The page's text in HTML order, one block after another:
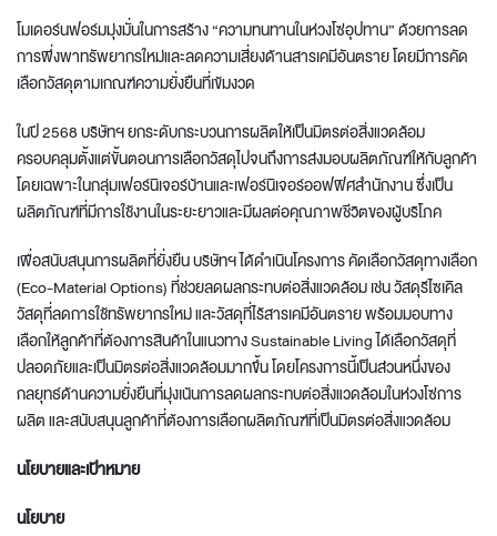
โมเดอร์นฟอร์มมุ่งมั่นในการสร้าง “ความทนทานในห่วงโซ่อุปทาน” ด้วยการลด
การพึ่งพาทรัพยากรใหม่และลดความเสี่ยงด้านสารเคมีอันตราย โดยมีการคัด
เลือกวัสดุตามเกณฑ์ความยั่งยืนที่เข้มงวด
ในปี 2568 บริษัทฯ ยกระดับกระบวนการผลิตให้เป็นมิตรต่อสิ่งแวดล้อม
ครอบคลุมตั้งแต่ขั้นตอนการเลือกวัสดุไปจนถึงการส่งมอบผลิตภัณฑ์ให้กับลูกค้า
โดยเฉพาะในกลุ่มเฟอร์นิเจอร์บ้านและเฟอร์นิเจอร์ออฟฟิศสำนักงาน ซึ่งเป็น
ผลิตภัณฑ์ที่มีการใช้งานในระยะยาวและมีผลต่อคุณภาพชีวิตของผู้บริโภค
เพื่อสนับสนุนการผลิตที่ยั่งยืน บริษัทฯ ได้ดำเนินโครงการ คัดเลือกวัสดุทางเลือก
(Eco-Material Options) ที่ช่วยลดผลกระทบต่อสิ่งแวดล้อม เช่น วัสดุรีไซเคิล
วัสดุที่ลดการใช้ทรัพยากรใหม่ และวัสดุที่ไร้สารเคมีอันตราย พร้อมมอบทาง
เลือกให้ลูกค้าที่ต้องการสินค้าในแนวทาง Sustainable Living ได้เลือกวัสดุที่
ปลอดภัยและเป็นมิตรต่อสิ่งแวดล้อมมากขึ้น โดยโครงการนี้เป็นส่วนหนึ่งของ
กลยุทธ์ด้านความยั่งยืนที่มุ่งเน้นการลดผลกระทบต่อสิ่งแวดล้อมในห่วงโซ่การ
ผลิต และสนับสนุนลูกค้าที่ต้องการเลือกผลิตภัณฑ์ที่เป็นมิตรต่อสิ่งแวดล้อม
นโยบายและเป้าหมาย
นโยบาย